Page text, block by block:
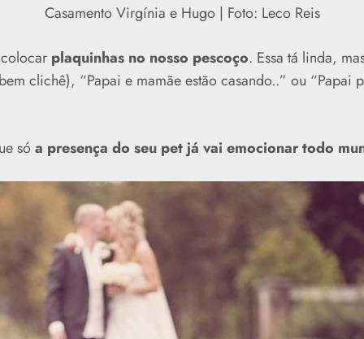
Casamento Virgínia e Hugo | Foto: Leco Reis
plaquinhas no nosso pescoço. Essa tá linda,
clichê), “Papai e mamãe estão casando..” ou “Papai
sóa presença do seu pet já vai emocionar todo